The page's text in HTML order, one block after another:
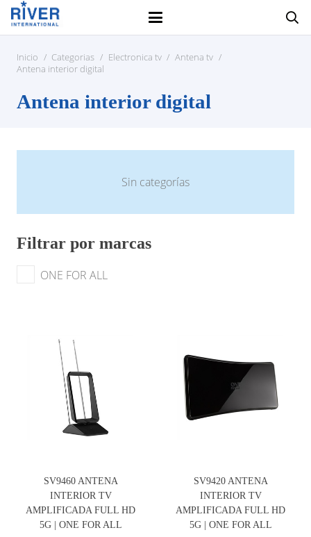
Inicio / Categorias / Electronica tv / Antena tv /
Antena interior digital
Antena interior digital
Sin categorías
Filtrar por marcas
ONE FOR ALL
SV9460 ANTENA
INTERIOR TV
AMPLIFICADA FULL HD
5G | ONE FOR ALL
SV9420 ANTENA
INTERIOR TV
AMPLIFICADA FULL HD
5G | ONE FOR ALL